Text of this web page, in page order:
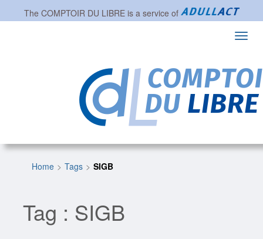
The COMPTOIR DU LIBREis a service of
Home Tags SIGB
Tag : SIGB